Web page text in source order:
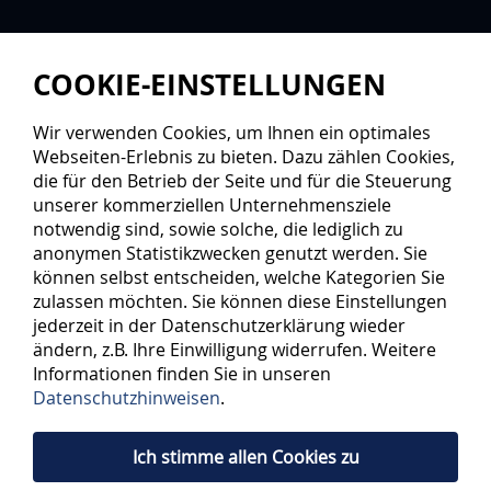
COOKIE-EINSTELLUNGEN
Wir verwenden Cookies, um Ihnen ein optimales
Webseiten-Erlebnis zu bieten. Dazu zählen Cookies,
die für den Betrieb der Seite und für die Steuerung
unserer kommerziellen Unternehmensziele
notwendig sind, sowie solche, die lediglich zu
anonymen Statistikzwecken genutzt werden. Sie
können selbst entscheiden, welche Kategorien Sie
zulassen möchten. Sie können diese Einstellungen
jederzeit in der Datenschutzerklärung wieder
ändern, z.B. Ihre Einwilligung widerrufen. Weitere
Informationen finden Sie in unseren
Datenschutzhinweisen.
Ich stimme allen Cookies zu